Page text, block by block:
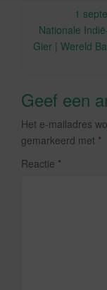
1
Nationale
Gier | Wereld
Geef een
Het e-mailadres
gemarkeerd met *
Reactie *